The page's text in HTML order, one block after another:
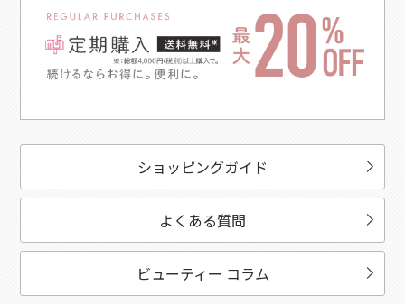
ショッピングガイド
よくある質問
ビューティー コラム